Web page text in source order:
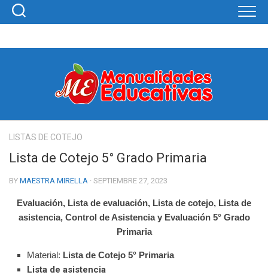
Skip
LISTAS DE COTEJO
Lista de Cotejo 5° Grado Primaria
BY MAESTRA MIRELLA · SEPTIEMBRE 27, 2023
Evaluación, Lista de evaluación, Lista de cotejo, Lista de
asistencia, Control de Asistencia y Evaluación 5° Grado
Primaria
Material: Lista de Cotejo 5° Primaria
Lista de asistencia